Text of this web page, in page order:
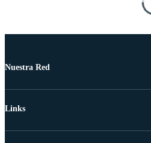
Nuestra Red
Links